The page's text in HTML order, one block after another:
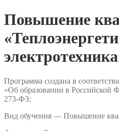
Повышение
Программа создана в
«Об образовании в Российской
273-ФЗ;
Вид обучения — Повышение